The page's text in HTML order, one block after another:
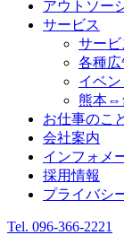
アウトソー
サービス
サー
各種
イベ
熊本⇔
お仕事のこ
会社案内
インフォメ
採用情報
プライバシ
Tel. 096-366-2221